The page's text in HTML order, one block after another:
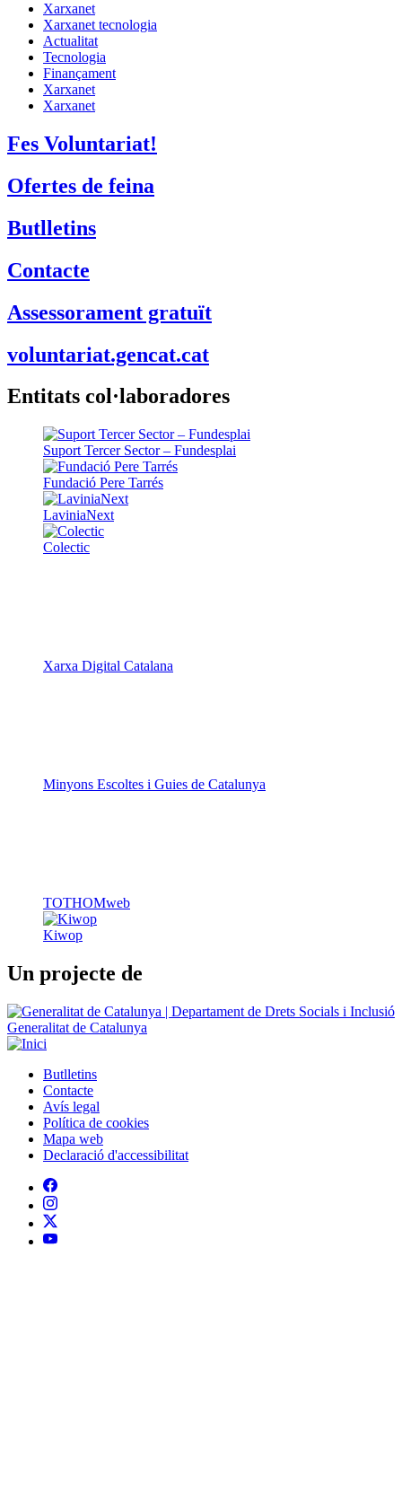
Xarxanet
Xarxanet tecnologia
Actualitat
Tecnologia
Finançament
Xarxanet
Xarxanet
Fes Voluntariat!
Ofertes de feina
Butlletins
Contacte
Assessorament gratuït
voluntariat.gencat.cat
Entitats col·laboradores
Suport Tercer Sector – Fundesplai
Fundació Pere Tarrés
LaviniaNext
Colectic
Xarxa Digital Catalana
Generalitat de Catalunya
Peu
Butlletins
Contacte
Avís legal
Política de cookies
Mapa web
Declaració d'accessibilitat